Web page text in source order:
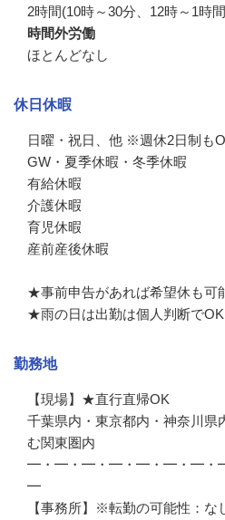
2時間(10時～30分、12時～1時
時間外労働
ほとんどなし
休日休暇
日曜・祝日、他 ※週休2日制も
GW・夏季休暇・冬季休暇
有給休暇
介護休暇
育児休暇
産前産後休暇
★事前申告があれば希望休も可
★雨の日は出勤は個人判断でOK
勤務地
【現場】★直行直帰OK
千葉県内・東京都内・神奈川県
む関東圏内
━・━・━・━・━・━・━・
━
【事務所】※転勤の可能性：な